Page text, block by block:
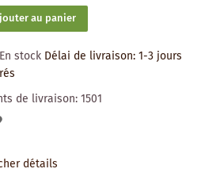
au panier
En stock Délai de livraison: 1-3 jours
de livraison:1501
AJOUTER
détails